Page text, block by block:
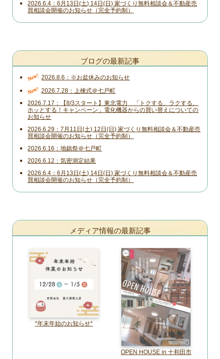
2026.6.4
6月13日(土) 14日(日) 家づくり無料相談会＆不動産売
買相談会開催のお知らせ（完全予約制）
ブログの最新記事
New! 2026.8.6 ※お盆休みのお知らせ
New! 2026.7.28 上棟式＠七戸町
2026.7.17
【8/3スタート】東北電力 「トクする、ラクする、
ホッとする！キャンペーン」電化機器からの買い替えについての
お知らせ
2026.6.29
7月11日(土) 12日(日) 家づくり無料相談会＆不動産売
買相談会開催のお知らせ（完全予約制）
2026.6.16 地鎮祭＠七戸町
2026.6.12 気密測定結果
2026.6.4
6月13日(土) 14日(日) 家づくり無料相談会＆不動産売
買相談会開催のお知らせ（完全予約制）
メディア情報の最新記事
*年末年始のお知らせ*
OPEN HOUSE in 十和田市